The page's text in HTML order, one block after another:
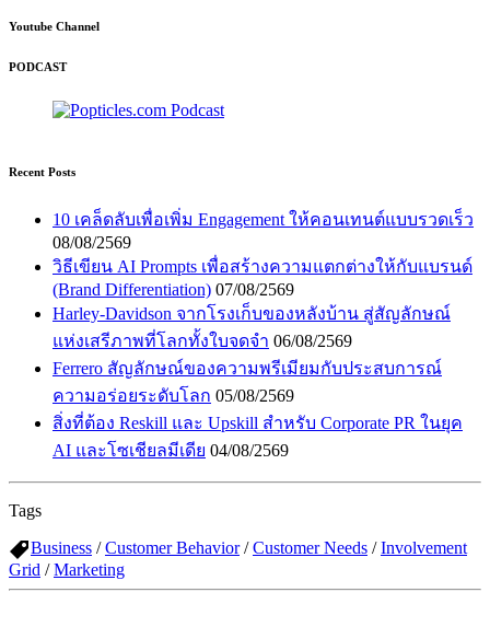
Youtube Channel
PODCAST
Recent Posts
10 เคล็ดลับเพื่อเพิ่ม Engagement ให้คอนเทนต์แบบรวดเร็ว
08/08/2569
วิธีเขียน AI Prompts เพื่อสร้างความแตกต่างให้กับแบรนด์
(Brand Differentiation) 07/08/2569
Harley-Davidson จากโรงเก็บของหลังบ้าน สู่สัญลักษณ์
แห่งเสรีภาพที่โลกทั้งใบจดจำ 06/08/2569
Ferrero สัญลักษณ์ของความพรีเมียมกับประสบการณ์
ความอร่อยระดับโลก 05/08/2569
สิ่งที่ต้อง Reskill และ Upskill สำหรับ Corporate PR ในยุค
AI และโซเชียลมีเดีย 04/08/2569
Tags
Business /Customer Behavior/Customer Needs /Involvement
Grid /Marketing